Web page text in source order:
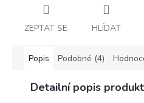
ZEPTAT SE HLÍDAT
Popis Podobné (4)
Detailní popis